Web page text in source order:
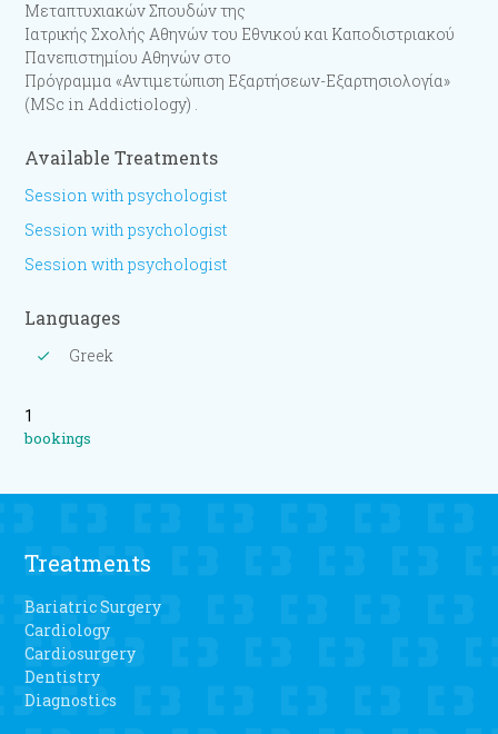
Μεταπτυχιακών Σπουδών της
Ιατρικής Σχολής Αθηνών του Εθνικού και Καποδιστριακού
Πανεπιστημίου Αθηνών στο
Πρόγραμμα «Αντιμετώπιση Εξαρτήσεων-Εξαρτησιολογία»
(MSc in Addictiology) .
Available Treatments
Session with psychologist
Session with psychologist
Session with psychologist
Languages
Greek
1
bookings
Treatments
Bariatric Surgery
Cardiology
Cardiosurgery
Dentistry
Diagnostics